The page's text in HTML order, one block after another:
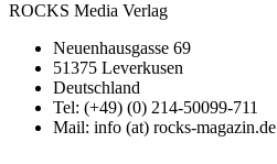
ROCKS Media Verlag
Neuenhausgasse 69
51375 Leverkusen
Deutschland
Tel: (+49) (0) 214-50099-711
Mail: info (at) rocks-magazin.de